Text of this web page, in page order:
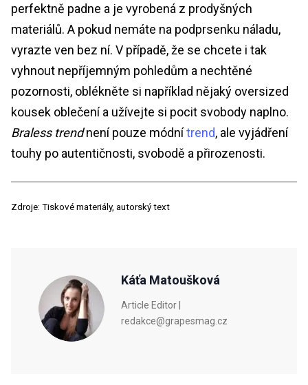
perfektně padne a je vyrobená z prodyšných
materiálů. A pokud nemáte na podprsenku náladu,
vyrazte ven bez ní. V případě, že se chcete i tak
vyhnout nepříjemným pohledům a nechtěné
pozornosti, oblékněte si například nějaký oversized
kousek oblečení a užívejte si pocit svobody naplno.
Braless trendnení pouze módnítrend, ale vyjádření
touhy po autentičnosti, svobodě a přirozenosti.
Zdroje: Tiskové materiály, autorský text
Káťa Matoušková
Article Editor |
redakce@grapesmag.cz